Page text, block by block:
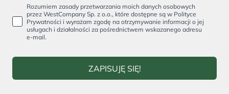
Rozumiem zasady przetwarzania moich danych osobowych
przez WestCompany Sp. z o.o., które dostępne są w Polityce
Prywatności i wyrażam zgodę na otrzymywanie informacji o jej
usługach i działalności za pośrednictwem wskazanego adresu
e-mail.
ZAPISUJĘ SIĘ!